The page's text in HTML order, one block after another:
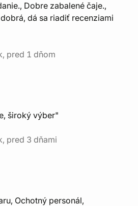
Dobre zabalené čaje.,
dá sa riadiť recenziami
pred 1 dňom
široký výber"
pred 3 dňami
Ochotný personál,